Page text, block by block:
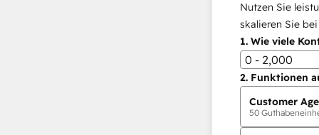
Nutzen Sie
skalieren Sie
1. Wie viele
0 - 2,000
2. Funktionen
Customer
50